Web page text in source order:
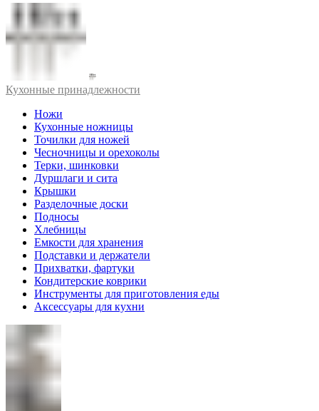
Кухонные принадлежности
Ножи
Кухонные ножницы
Точилки для ножей
Чесночницы и орехоколы
Терки, шинковки
Дуршлаги и сита
Крышки
Разделочные доски
Подносы
Хлебницы
Емкости для хранения
Подставки и держатели
Прихватки, фартуки
Кондитерские коврики
Инструменты для приготовления еды
Аксессуары для кухни